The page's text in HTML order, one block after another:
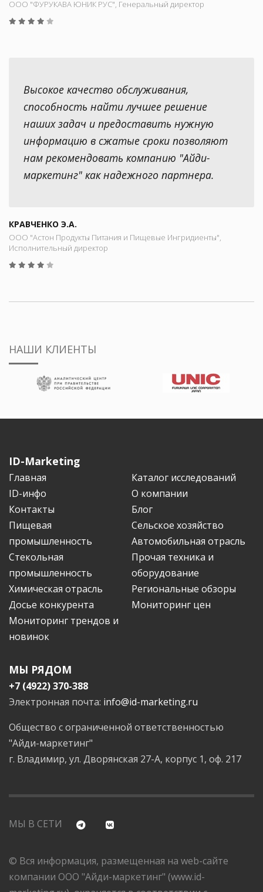
ООО "ФУРУКАВА ЮНИК РУС", Генеральный директор
Высокое качество обслуживания,
способность найти лучшее решение
наших задач и предоставить нужную
информацию в сжатые сроки позволяют
нам рекомендовать компанию "Айди-
маркетинг" как надежного партнера.
КРАВЧЕНКО Э.А.
ООО "Астон Продукты Питания и Пищевые Ингридиенты",
Исполнительный директор
НАШИ КЛИЕНТЫ
ID-Marketing
Главная
Каталог исследований
ID-инфо
О компании
Контакты
Блог
Пищевая
промышленность
Сельское хозяйство
Автомобильная отрасль
Стекольная
промышленность
Прочая техника и
оборудование
Химическая отрасль
Региональные обзоры
Досье конкурента
Мониторинг цен
Мониторинг трендов и
новинок
МЫ РЯДОМ
+7 (4922) 370-388
Электронная почта: info@id-marketing.ru
Общество с ограниченной ответственностью
"Айди-маркетинг"
г. Владимир, ул. Дворянская 27-А, корпус 1, оф. 217
МЫ В СЕТИ
© Вся информация, размещенная на web-сайте
компании ООО "Айди-маркетинг" (www.id-